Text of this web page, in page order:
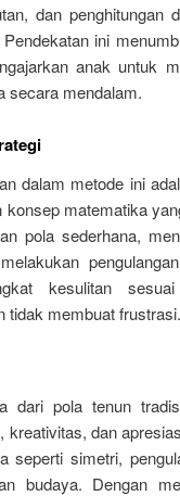
dan penghitungan
ini
anak untuk
secara mendalam.
dalam metode ini
konsep matematika
pola sederhana,
kesulitan
tidak membuat frustrasi.
dari pola tenun
kreativitas, dan
seperti simetri,
budaya. Dengan